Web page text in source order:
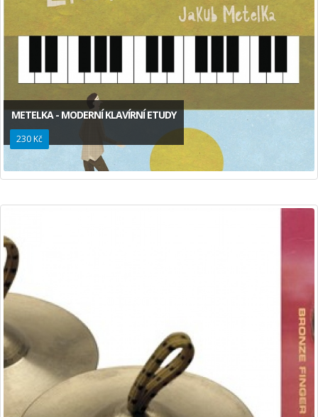
METELKA - MODERNÍ KLAVÍRNÍ ETUDY
230 Kč